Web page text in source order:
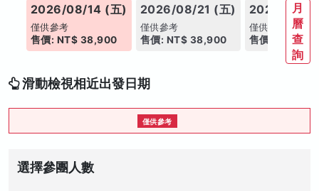
2026/08/14 (五)
僅供參考
售價: NT$ 38,900
2026/08/21 (五)
僅供參考
售價: NT$ 38,900
2026/08/
僅供參考
售價: NT$
月
曆
查
詢
滑動檢視相近出發日期
僅供參考
選擇參團人數